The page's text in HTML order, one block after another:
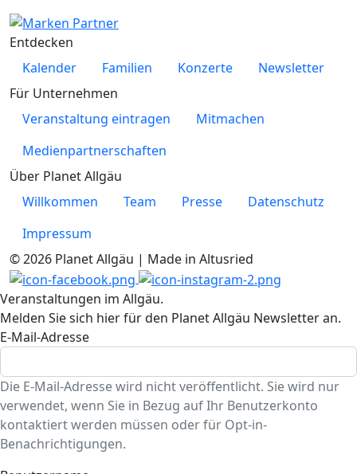
Entdecken
Kalender
Familien Konzerte
Newsletter
Für Unternehmen
Veranstaltung eintragen
Mitmachen
Medienpartnerschaften
Über Planet Allgäu
Willkommen
Team Presse
Datenschutz
Impressum
© 2026 Planet Allgäu | Made in Altusried
Veranstaltungen im Allgäu.
Melden Sie sich hier für den Planet Allgäu Newsletter an.
E-Mail-Adresse
Die E-Mail-Adresse wird nicht veröffentlicht. Sie wird nur
verwendet, wenn Sie in Bezug auf Ihr Benutzerkonto
kontaktiert werden müssen oder für Opt-in-
Benachrichtigungen.